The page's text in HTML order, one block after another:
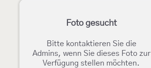
Foto gesucht
Bitte kontaktieren Sie die
Admins, wenn Sie dieses Foto zur
Verfügung stellen möchten.